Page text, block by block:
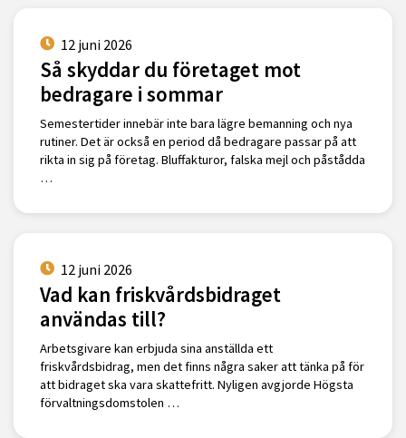
12 juni 2026
Så skyddar du företaget mot
bedragare i sommar
Semestertider innebär inte bara lägre bemanning och nya
rutiner. Det är också en period då bedragare passar på att
rikta in sig på företag. Bluffakturor, falska mejl och påstådda
…
12 juni 2026
Vad kan friskvårdsbidraget
användas till?
Arbetsgivare kan erbjuda sina anställda ett
friskvårdsbidrag, men det finns några saker att tänka på för
att bidraget ska vara skattefritt. Nyligen avgjorde Högsta
förvaltningsdomstolen …